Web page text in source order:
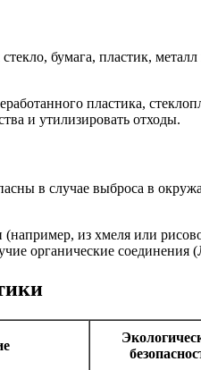
бумага, пластик,
пластика,
и утилизировать отходы.
в случае выброса в
из хмеля или
органические соединения